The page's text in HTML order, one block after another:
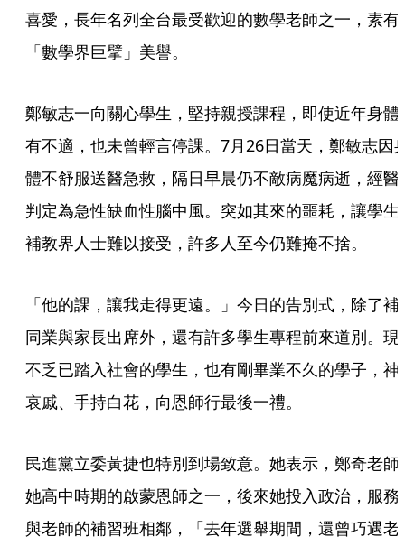
喜愛，長年名列全台最受歡迎的數學老師之一，素有
「數學界巨擘」美譽。
鄭敏志一向關心學生，堅持親授課程，即使近年身體
有不適，也未曾輕言停課。7月26日當天，鄭敏志因
體不舒服送醫急救，隔日早晨仍不敵病魔病逝，經醫
判定為急性缺血性腦中風。突如其來的噩耗，讓學生
補教界人士難以接受，許多人至今仍難掩不捨。
「他的課，讓我走得更遠。」今日的告別式，除了補
同業與家長出席外，還有許多學生專程前來道別。現
不乏已踏入社會的學生，也有剛畢業不久的學子，神
哀戚、手持白花，向恩師行最後一禮。
民進黨立委黃捷也特別到場致意。她表示，鄭奇老師
她高中時期的啟蒙恩師之一，後來她投入政治，服務
與老師的補習班相鄰，「去年選舉期間，還曾巧遇老